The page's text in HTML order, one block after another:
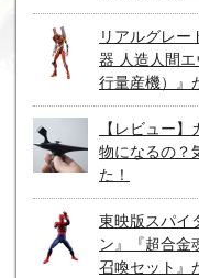
リアルグレー
器 人造人間
行量産機）』
【レビュー
物になるの？
た！
東映版スパイ
ン』『超合金
召喚セット』